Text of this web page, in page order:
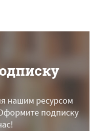
нашим ресурсом
подписку